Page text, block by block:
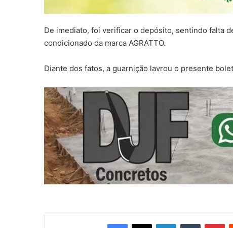
De imediato, foi verificar o depósito, sentindo falta
condicionado da marca AGRATTO.
Diante dos fatos, a guarnição lavrou o presente